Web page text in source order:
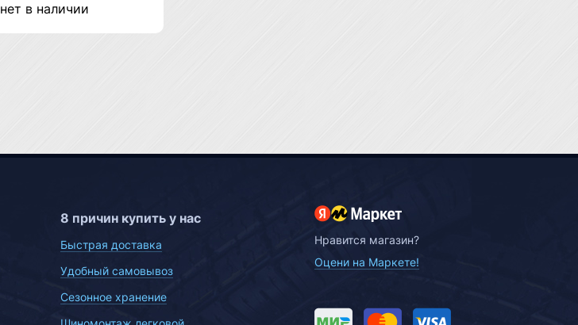
нет в наличии
8 причин купить у нас
Быстрая доставка
Удобный самовывоз
Сезонное хранение
Нравится магазин?
Оцени на Маркете!